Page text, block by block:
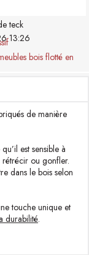
teck
13:26
bois flotté en
de manière
est sensible à
rétrécir ou gonfler.
dans le bois selon
touche unique et
durabilité.